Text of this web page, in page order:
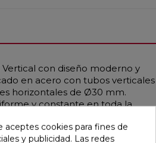
Vertical con diseño moderno y
en acero con tubos verticales
horizontales de Ø30 mm.
y constante en toda la
de condensación. Disponible
potencias térmicas desde 109
aceptes cookies para fines de
y publicidad. Las redes